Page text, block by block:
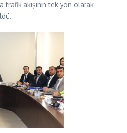
trafik akışının tek yön olarak